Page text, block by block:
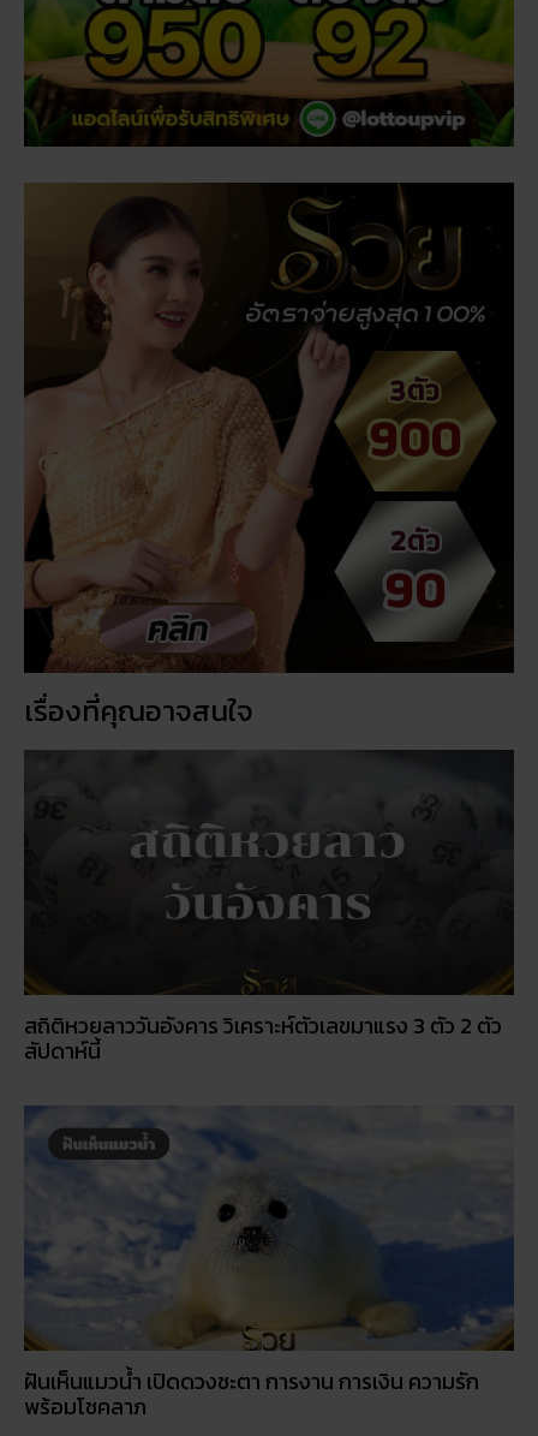
เรื่องที่คุณอาจสนใจ
สถิติหวยลาววันอังคาร วิเคราะห์ตัวเลขมาแรง 3 ตัว 2 ตัว
สัปดาห์นี้
ฝันเห็นแมวน้ำ เปิดดวงชะตา การงาน การเงิน ความรัก
พร้อมโชคลาภ